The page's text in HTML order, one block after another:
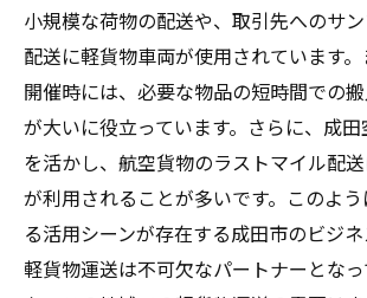
小規模な荷物の配送や、取引先へのサ
配送に軽貨物車両が使用されています
開催時には、必要な物品の短時間での
が大いに役立っています。さらに、成
を活かし、航空貨物のラストマイル配
が利用されることが多いです。このよ
る活用シーンが存在する成田市のビジネ
軽貨物運送は不可欠なパートナーとな